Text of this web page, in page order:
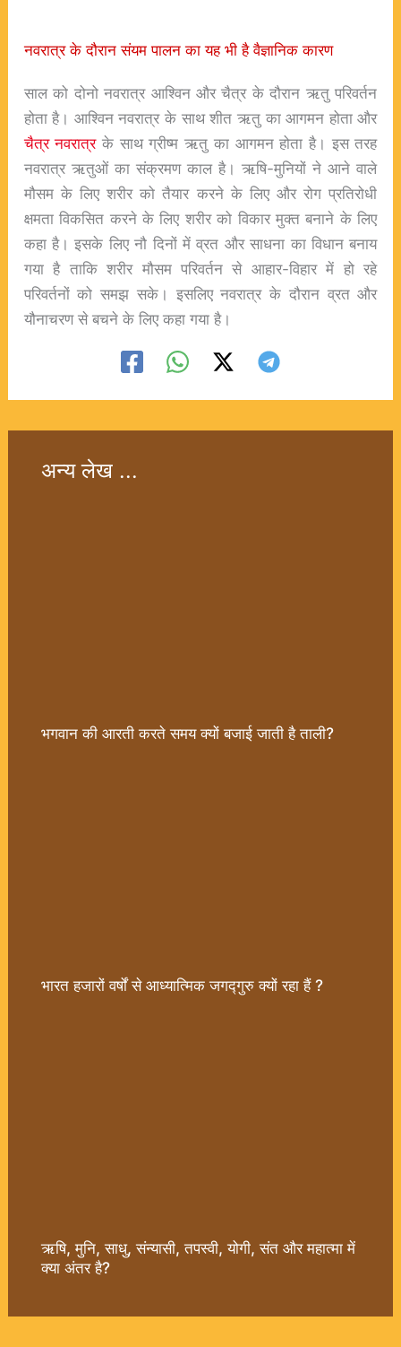
नवरात्र के दौरान संयम पालन का यह भी है वैज्ञानिक कारण
साल को दोनो नवरात्र आश्विन और चैत्र के दौरान ऋतु परिवर्तन
होता है। आश्विन नवरात्र के साथ शीत ऋतु का आगमन होता और
चैत्र नवरात्रके साथ ग्रीष्म ऋतु का आगमन होता है। इस तरह
नवरात्र ऋतुओं का संक्रमण काल है। ऋषि-मुनियों ने आने वाले
मौसम के लिए शरीर को तैयार करने के लिए और रोग प्रतिरोधी
क्षमता विकसित करने के लिए शरीर को विकार मुक्त बनाने के लिए
कहा है। इसके लिए नौ दिनों में व्रत और साधना का विधान बनाय
गया है ताकि शरीर मौसम परिवर्तन से आहार-विहार में हो रहे
परिवर्तनों को समझ सके। इसलिए नवरात्र के दौरान व्रत और
यौनाचरण से बचने के लिए कहा गया है।
अन्य लेख ...
भगवान की आरती करते समय क्यों बजाई जाती है ताली?
भारत हजारों वर्षों से आध्यात्मिक जगद्गुरु क्यों रहा हैं ?
ऋषि, मुनि, साधु, संन्यासी, तपस्वी, योगी, संत और महात्मा में
क्या अंतर है?